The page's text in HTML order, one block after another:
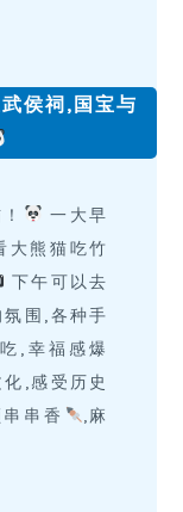
侯祠,国宝与
一大早
大熊猫吃竹
下午可以去
围,各种手
,幸福感爆
,感受历史
串香
,麻